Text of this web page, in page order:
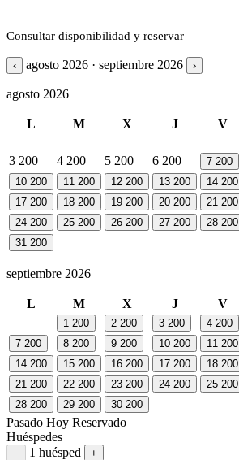
Consultar disponibilidad y reservar
‹ agosto 2026 · septiembre 2026 ›
agosto 2026
L M X J V
3 200 4 200 5 200 6 200 7 200
10 200 11 200 12 200 13 200 14 200
17 200 18 200 19 200 20 200 21 200
24 200 25 200 26 200 27 200 28 200
31 200
septiembre 2026
L M X J V
1 200 2 200 3 200 4 200
7 200 8 200 9 200 10 200 11 200
14 200 15 200 16 200 17 200 18 200
21 200 22 200 23 200 24 200 25 200
28 200 29 200 30 200
Pasado Hoy Reservado
Huéspedes
Restar huésped
− 1 huésped Sumar huésped
+